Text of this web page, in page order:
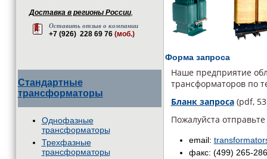
Доставка в регионы России,
Оставить отзыв о компании
+7 (926) 228 69 76 (моб.)
Стандартные
трансформаторы
Однофазные
трансформаторы
Трехфазные
трансформаторы
Форма запроса
Наше предприятие
трансформаторов по
Бланк запроса(pdf,
Пожалуйста
email:
факс: (499) 265-